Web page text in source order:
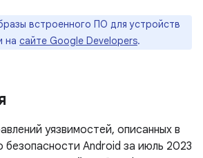
встроенного ПО для устройств
на сайте Google Developers.
уязвимостей, описанных в
безопасности Android за июль 2023